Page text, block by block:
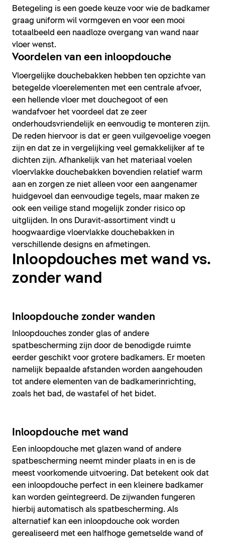
Betegeling is een goede keuze voor wie de badkamer
graag uniform wil vormgeven en voor een mooi
totaalbeeld een naadloze overgang van wand naar
vloer wenst.
Voordelen van een inloopdouche
Vloergelijke douchebakken hebben ten opzichte van
betegelde vloerelementen met een centrale afvoer,
een hellende vloer met douchegoot of een
wandafvoer het voordeel dat ze zeer
onderhoudsvriendelijk en eenvoudig te monteren zijn.
De reden hiervoor is dat er geen vuilgevoelige voegen
zijn en dat ze in vergelijking veel gemakkelijker af te
dichten zijn. Afhankelijk van het materiaal voelen
vloervlakke douchebakken bovendien relatief warm
aan en zorgen ze niet alleen voor een aangenamer
huidgevoel dan eenvoudige tegels, maar maken ze
ook een veilige stand mogelijk zonder risico op
uitglijden. In ons Duravit-assortiment vindt u
hoogwaardige vloervlakke douchebakken in
verschillende designs en afmetingen.
Inloopdouches met wand vs.
zonder wand
Inloopdouche zonder wanden
Inloopdouches zonder glas of andere
spatbescherming zijn door de benodigde ruimte
eerder geschikt voor grotere badkamers. Er moeten
namelijk bepaalde afstanden worden aangehouden
tot andere elementen van de badkamerinrichting,
zoals het bad, de wastafel of het bidet.
Inloopdouche met wand
Een inloopdouche met glazen wand of andere
spatbescherming neemt minder plaats in en is de
meest voorkomende uitvoering. Dat betekent ook dat
een inloopdouche perfect in een kleinere badkamer
kan worden geïntegreerd. De zijwanden fungeren
hierbij automatisch als spatbescherming. Als
alternatief kan een inloopdouche ook worden
gerealiseerd met een halfhoge gemetselde wand of